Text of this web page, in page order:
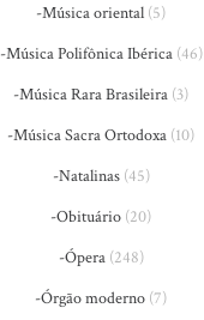
-Música oriental (5)
-Música Polifônica Ibérica(46)
-Música Rara Brasileira (3)
-Música Sacra Ortodoxa (10)
-Natalinas(45)
-Obituário (20)
-Ópera(248)
-Órgão moderno (7)